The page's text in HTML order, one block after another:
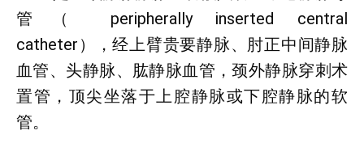
管（ peripherally inserted central
catheter），经上臂贵要静脉、肘正中间静脉
血管、头静脉、肱静脉血管，颈外静脉穿刺术
置管，顶尖坐落于上腔静脉或下腔静脉的软
管。